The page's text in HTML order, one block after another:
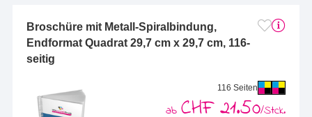
Broschüre mit Metall-Spiralbindung,
Endformat Quadrat 29,7 cm x 29,7 cm, 116-
seitig
116 Seiten
ab CHF 21.50/Stck.